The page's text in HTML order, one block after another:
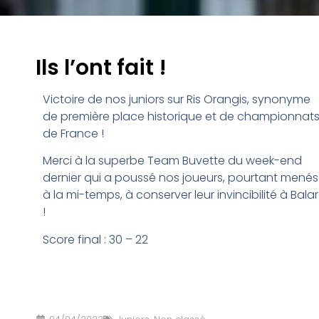
Ils l’ont fait !
Victoire de nos juniors sur Ris Orangis, synonyme
de première place historique et de championnats
de France !
Merci à la superbe Team Buvette du week-end
dernier qui a poussé nos joueurs, pourtant menés
à la mi-temps, à conserver leur invincibilité à
!
Score final : 30 – 22